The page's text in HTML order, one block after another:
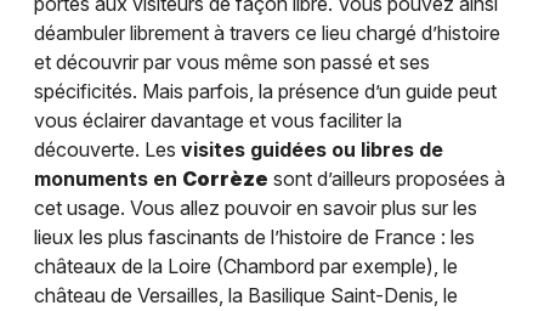
déambuler librement à travers ce lieu chargé d’histoire
et découvrir par vous même son passé et ses
spécificités. Mais parfois, la présence d’un guide peut
vous éclairer davantage et vous faciliter la
découverte. Les visites guidées ou libres de
monuments en Corrèze sont d’ailleurs proposées à
cet usage. Vous allez pouvoir en savoir plus sur les
lieux les plus fascinants de l’histoire de France : les
châteaux de la Loire (Chambord par exemple), le
château de Versailles, la Basilique Saint-Denis, le